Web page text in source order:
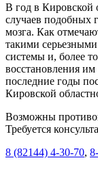
В год в Кировской
случаев подобных
мозга. Как
такими
системы и, более
восстановления им
последние годы
Кировской
Возможны
Требуется
8 (82144) 4-30-70,